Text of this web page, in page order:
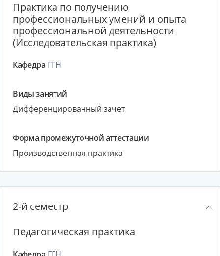
Практика по получению
профессиональных умений и опыта
профессиональной деятельности
(Исследовательская практика)
Кафедра ГГН
Виды занятий
Дифференцированный зачет
Форма промежуточной аттестации
Производственная практика
2-й семестр
Педагогическая практика